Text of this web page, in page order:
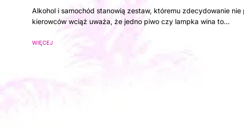
Alkohol i samochód stanowią zestaw, któremu zdecydowanie nie
kierowców wciąż uważa, że jedno piwo czy lampka wina to…
WIĘCEJ